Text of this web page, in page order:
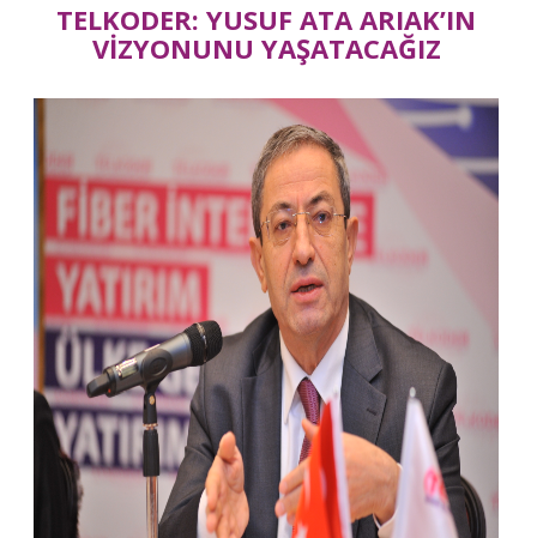
TELKODER: YUSUF ATA ARIAK’IN
VİZYONUNU YAŞATACAĞIZ